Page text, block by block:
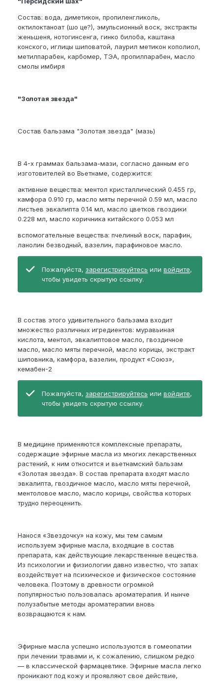
Состав: вода, диметикон, пропиленгликоль,
октилоктаноат (шо це?), эмульсионный воск, экстракты
женьшеня, нотогинсенга, гинко билоба, каштана
конского, иглицы шиповатой, лаурил метикон кополиол,
метилпарабен, карбомер, ТЭА, пропилпарабен, масло
смолы имбиря
"Золотая звезда"
Состав бальзама "Золотая звезда" (мазь)
В 4-х граммах бальзама-мази, согласно данным его
изготовителей во Вьетнаме, содержится:
активные вещества: ментол кристаллический 0.455 гр,
камфора 0.910 гр, масло мяты перечной 0.59 мл, масло
листьев эвкалипта 0.14 мл, масло цветков гвоздики
0.228 мл, масло коричника китайского 0.053 мл
вспомогательные вещества: пчелиный воск, парафин,
ланолин безводный, вазелин, парафиновое масло.
Пожалуйста, зарегистрируйтесь или войдите,
чтобы увидеть скрытую ссылку.
В состав этого удивительного бальзама входит
множество различных игредиентов: муравьиная
кислота, ментол, эвкалиптовое масло, гвоздичное
масло, масло мяты перечной, масло корицы, экстракт
шиповника, камфора, вазелин, продукт «Союз»,
кемабен-2
Пожалуйста, зарегистрируйтесь или войдите,
чтобы увидеть скрытую ссылку.
В медицине применяются комплексные препараты,
содержащие эфирные масла из многих лекарственных
растений, к ним относится и вьетнамский бальзам
«Золотая звезда». В состав препарата входят масло
эвкалипта, гвоздичное масло, масло мяты перечной,
ментоловое масло, масло корицы, свойства которых
трудно переоценить.
Нанося «Звездочку» на кожу, мы тем самым
используем эфирные масла, входящие в состав
препарата, как действующие лекарственные вещества.
Из психологии и физиологии давно известно, что запах
воздействует на психическое и физическое состояние
человека. Поэтому в древности огромной
популярностью пользовалась ароматерапия. И нынче
полузабытые методы ароматерапии вновь
возвращаются к нам.
Эфирные масла успешно используются в гомеопатии
при лечении травами и, к сожалению, слишком редко
— в классической фармацевтике. Эфирные масла легко
проникают под кожу и проявляют свое действие,